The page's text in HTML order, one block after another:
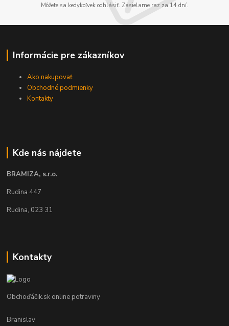
Môžete sa kedykoľvek odhlásiť. Zasielame raz za 14 dní.
Informácie pre zákazníkov
Ako nakupovať
Obchodné podmienky
Kontakty
Kde nás nájdete
BRAMIZA, s.r.o.
Rudina 447
Rudina, 023 31
Kontakty
Obchoďáčik.sk online potraviny
Branislav